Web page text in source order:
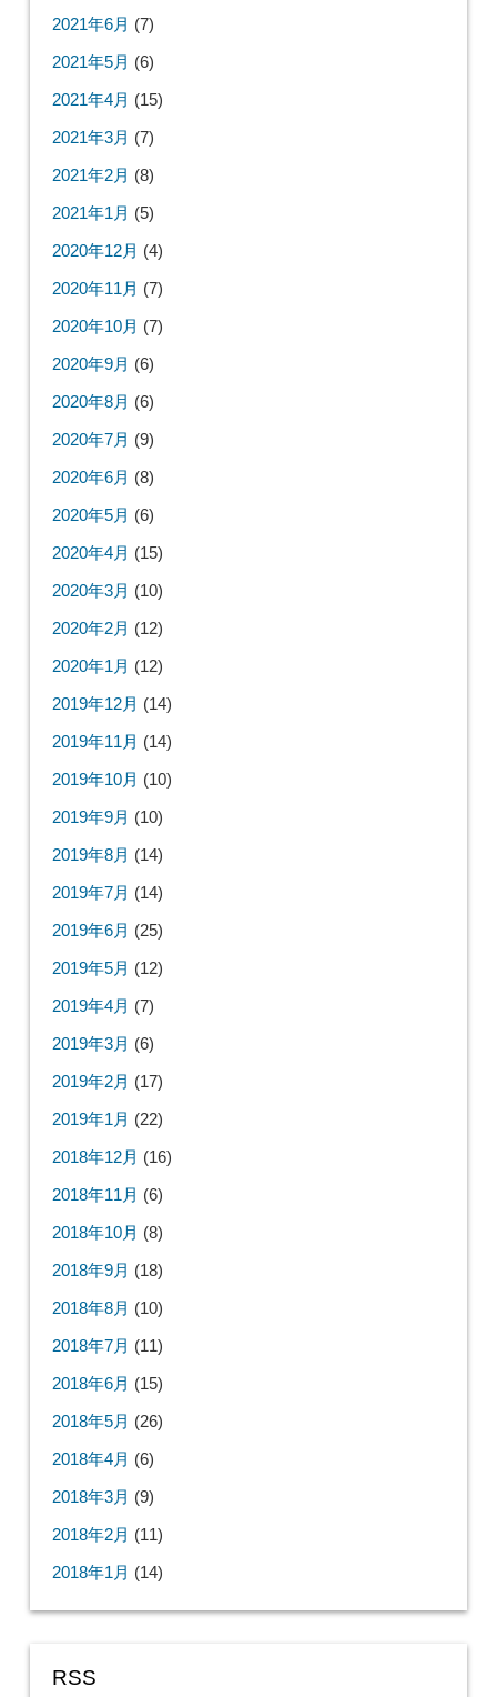
2021年6月 (7)
2021年5月 (6)
2021年4月 (15)
2021年3月 (7)
2021年2月 (8)
2021年1月 (5)
2020年12月 (4)
2020年11月 (7)
2020年10月 (7)
2020年9月 (6)
2020年8月 (6)
2020年7月 (9)
2020年6月 (8)
2020年5月 (6)
2020年4月 (15)
2020年3月 (10)
2020年2月 (12)
2020年1月 (12)
2019年12月 (14)
2019年11月 (14)
2019年10月 (10)
2019年9月 (10)
2019年8月 (14)
2019年7月 (14)
2019年6月 (25)
2019年5月 (12)
2019年4月 (7)
2019年3月 (6)
2019年2月 (17)
2019年1月 (22)
2018年12月 (16)
2018年11月 (6)
2018年10月 (8)
2018年9月 (18)
2018年8月 (10)
2018年7月 (11)
2018年6月 (15)
2018年5月 (26)
2018年4月 (6)
2018年3月 (9)
2018年2月 (11)
2018年1月 (14)
RSS